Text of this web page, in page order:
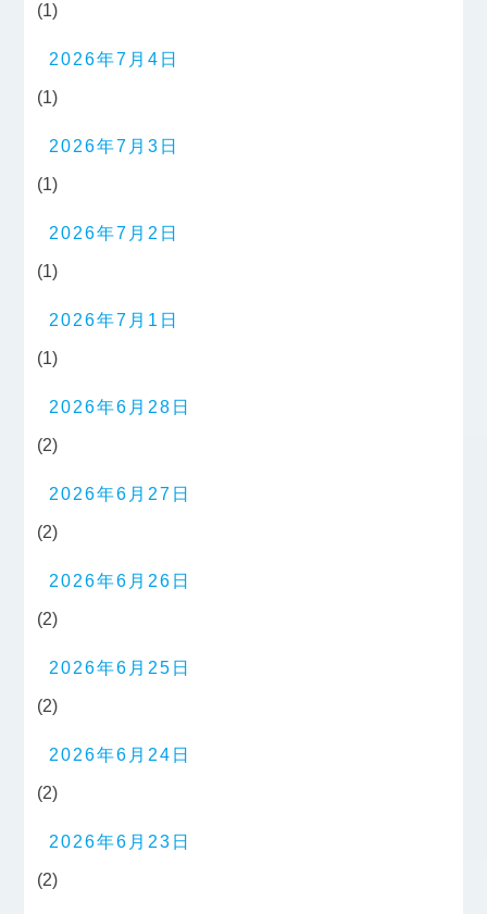
(1)
2026年7月4日
(1)
2026年7月3日
(1)
2026年7月2日
(1)
2026年7月1日
(1)
2026年6月28日
(2)
2026年6月27日
(2)
2026年6月26日
(2)
2026年6月25日
(2)
2026年6月24日
(2)
2026年6月23日
(2)